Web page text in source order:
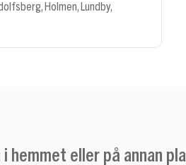
Holmen, Lundby,
hemmet eller på annan